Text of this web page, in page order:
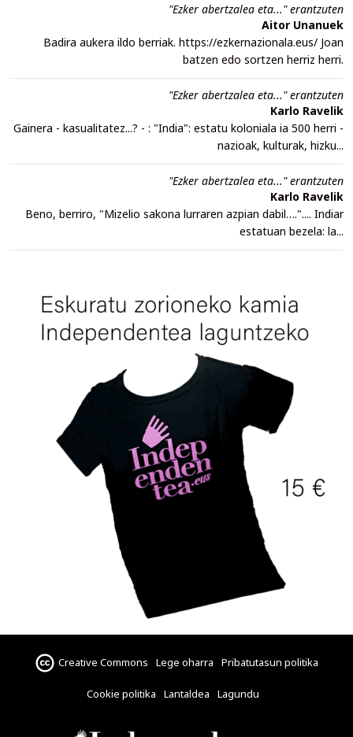
"Ezker abertzalea eta..." erantzuten
Aitor Unanuek
Badira aukera ildo berriak. https://ezkernazionala.eus/ Joan
batzen edo sortzen herriz herri.
"Ezker abertzalea eta..." erantzuten
Karlo Ravelik
Gainera - kasualitatez...? - : "India": estatu koloniala ia 500 herri -
nazioak, kulturak, hizku...
"Ezker abertzalea eta..." erantzuten
Karlo Ravelik
Beno, berriro, "Mizelio sakona lurraren azpian dabil….".... Indiar
estatuan bezela: la...
Creative Commons Lege oharra Pribatutasun politika
Cookie politika Lantaldea Lagundu